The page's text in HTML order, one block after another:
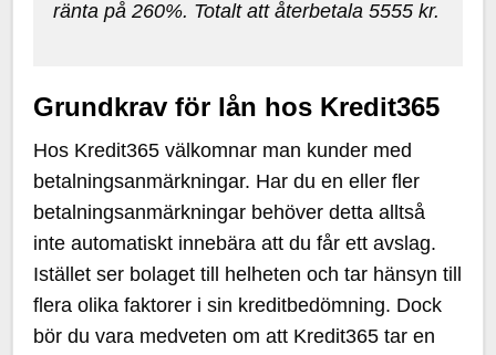
ränta på 260%. Totalt att återbetala 5555 kr.
Grundkrav för lån hos Kredit365
Hos Kredit365 välkomnar man kunder med
betalningsanmärkningar. Har du en eller fler
betalningsanmärkningar behöver detta alltså
inte automatiskt innebära att du får ett avslag.
Istället ser bolaget till helheten och tar hänsyn till
flera olika faktorer i sin kreditbedömning. Dock
bör du vara medveten om att Kredit365 tar en